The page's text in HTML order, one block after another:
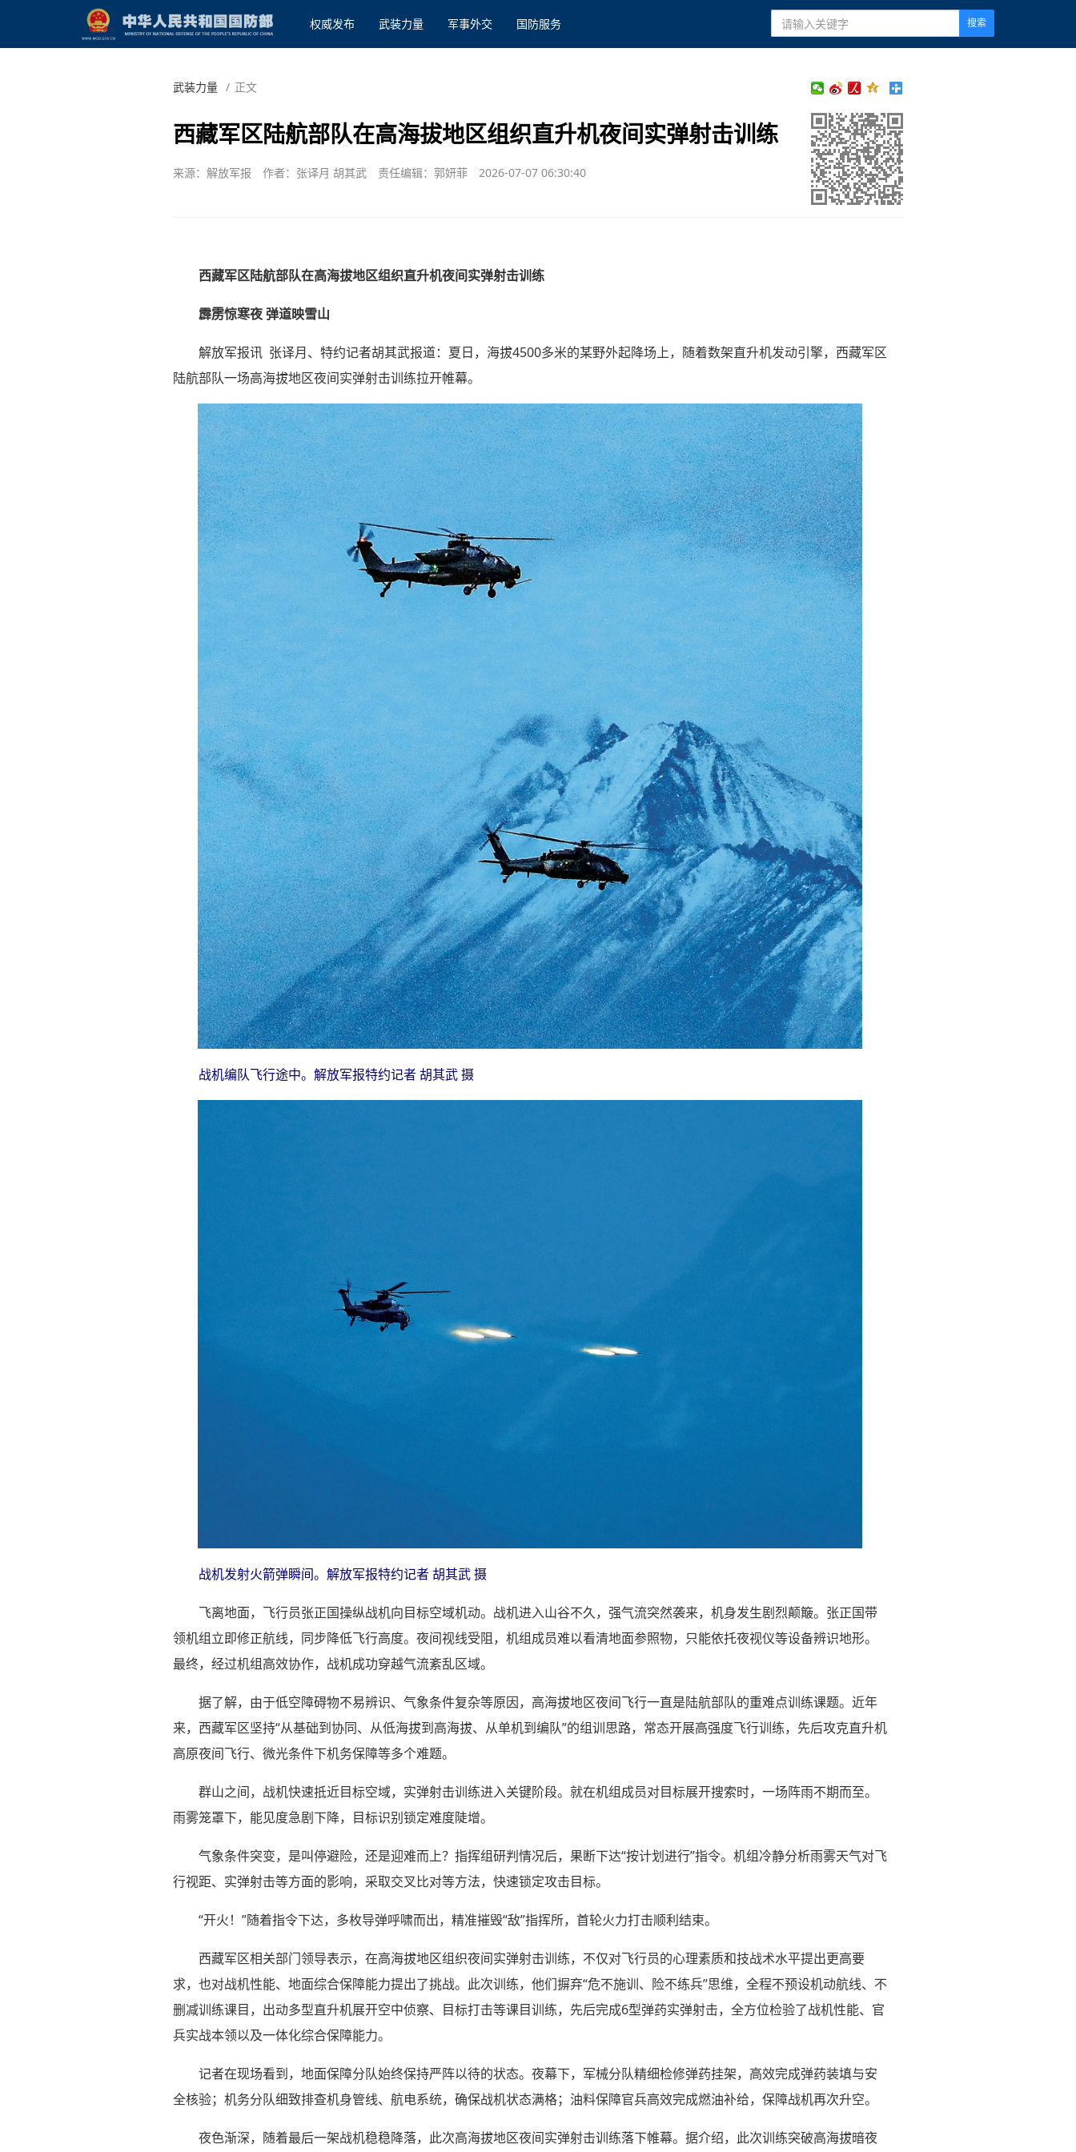
权威发布 武装力量 军事外交 国防服务 搜索
武装力量 / 正文
西藏军区陆航部队在高海拔地区组织直升机夜间实弹射击训练
来源：解放军报 作者：张译月 胡其武 责任编辑：郭妍菲 2026-07-07 06:30:40
西藏军区陆航部队在高海拔地区组织直升机夜间实弹射击训练
霹雳惊寒夜 弹道映雪山
解放军报讯 张译月、特约记者胡其武报道：夏日，海拔4500多米的某野外起降场上，随着数架直升机发动引擎，西藏军区
陆航部队一场高海拔地区夜间实弹射击训练拉开帷幕。
战机编队飞行途中。解放军报特约记者 胡其武 摄
战机发射火箭弹瞬间。解放军报特约记者 胡其武 摄
飞离地面，飞行员张正国操纵战机向目标空域机动。战机进入山谷不久，强气流突然袭来，机身发生剧烈颠簸。张正国带
领机组立即修正航线，同步降低飞行高度。夜间视线受阻，机组成员难以看清地面参照物，只能依托夜视仪等设备辨识地形。
最终，经过机组高效协作，战机成功穿越气流紊乱区域。
据了解，由于低空障碍物不易辨识、气象条件复杂等原因，高海拔地区夜间飞行一直是陆航部队的重难点训练课题。近年
来，西藏军区坚持“从基础到协同、从低海拔到高海拔、从单机到编队”的组训思路，常态开展高强度飞行训练，先后攻克直升机
高原夜间飞行、微光条件下机务保障等多个难题。
群山之间，战机快速抵近目标空域，实弹射击训练进入关键阶段。就在机组成员对目标展开搜索时，一场阵雨不期而至。
雨雾笼罩下，能见度急剧下降，目标识别锁定难度陡增。
气象条件突变，是叫停避险，还是迎难而上？指挥组研判情况后，果断下达“按计划进行”指令。机组冷静分析雨雾天气对飞
行视距、实弹射击等方面的影响，采取交叉比对等方法，快速锁定攻击目标。
“开火！”随着指令下达，多枚导弹呼啸而出，精准摧毁“敌”指挥所，首轮火力打击顺利结束。
西藏军区相关部门领导表示，在高海拔地区组织夜间实弹射击训练，不仅对飞行员的心理素质和技战术水平提出更高要
求，也对战机性能、地面综合保障能力提出了挑战。此次训练，他们摒弃“危不施训、险不练兵”思维，全程不预设机动航线、不
删减训练课目，出动多型直升机展开空中侦察、目标打击等课目训练，先后完成6型弹药实弹射击，全方位检验了战机性能、官
兵实战本领以及一体化综合保障能力。
记者在现场看到，地面保障分队始终保持严阵以待的状态。夜幕下，军械分队精细检修弹药挂架，高效完成弹药装填与安
全核验；机务分队细致排查机身管线、航电系统，确保战机状态满格；油料保障官兵高效完成燃油补给，保障战机再次升空。
夜色渐深，随着最后一架战机稳稳降落，此次高海拔地区夜间实弹射击训练落下帷幕。据介绍，此次训练突破高海拔暗夜